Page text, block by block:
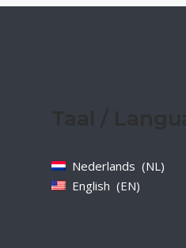
Nederlands
NL
English
EN